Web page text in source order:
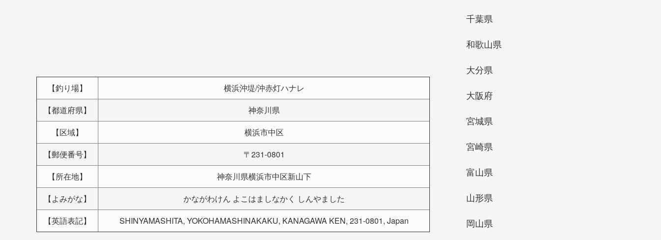
【釣り場】
横浜沖堤/沖赤灯ハナレ
【都道府県】
神奈川県
【区域】
横浜市中区
【郵便番号】
〒231-0801
【所在地】
神奈川県横浜市中区新山下
【よみがな】
かながわけん よこはましなかく しんやました
【英語表記】
SHINYAMASHITA, YOKOHAMASHINAKAKU, KANAGAWA KEN, 231-0801, Japan
千葉県
和歌山県
大分県
大阪府
宮城県
宮崎県
富山県
山形県
岡山県